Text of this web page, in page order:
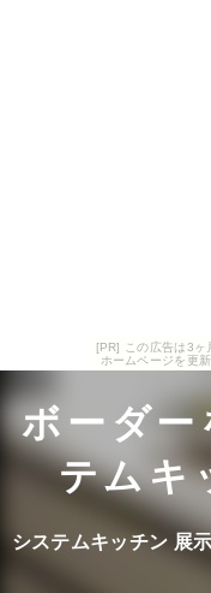
[PR] この広告は3ヶ
ホームページを更
ボーダー
テムキ
システムキッチン 展